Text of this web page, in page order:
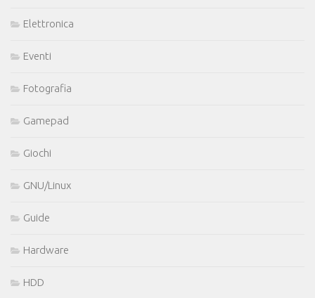
Elettronica
Eventi
Fotografia
Gamepad
Giochi
GNU/Linux
Guide
Hardware
HDD